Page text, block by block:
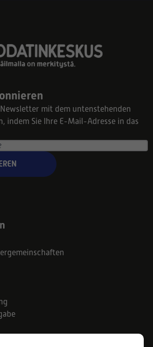
mit dem untenstehenden
indem Sie Ihre E-Mail-Adresse in das